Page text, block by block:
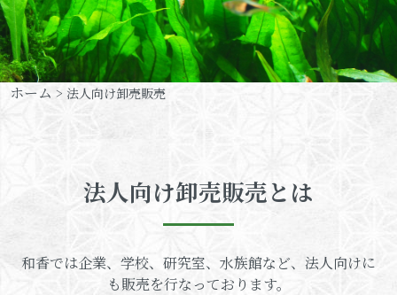
ホーム > 法人向け卸売販売
法人向け卸売販売とは
和香では企業、学校、研究室、水族館など、法人向けに
も販売を行なっております。